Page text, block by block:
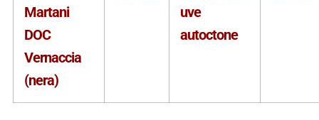
Martani
DOC
Vernaccia
(nera)
uve
autoctone